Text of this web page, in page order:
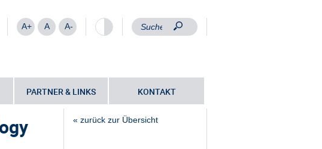
A+ A A-
PARTNER & LINKS KONTAKT
« zurück zur Übersicht